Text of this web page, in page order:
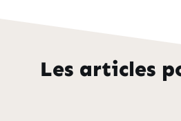
Les articles